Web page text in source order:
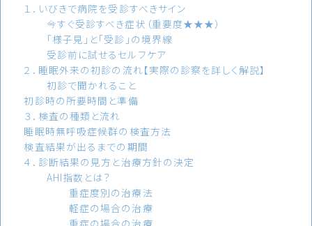
１．いびきで病院を受診すべきサイン
今すぐ受診すべき症状（重要度★★★）
「様子見」と「受診」の境界線
受診前に試せるセルフケア
２．睡眠外来の初診の流れ【実際の診察を詳しく解説】
初診で聞かれること
初診時の所要時間と準備
３．検査の種類と流れ
睡眠時無呼吸症候群の検査方法
検査結果が出るまでの期間
４．診断結果の見方と治療方針の決定
AHI指数とは？
重症度別の治療法
軽症の場合の治療
重症の場合の治療